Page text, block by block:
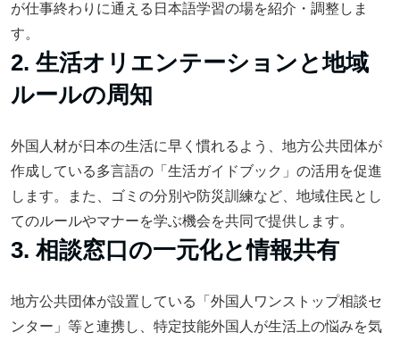
が仕事終わりに通える日本語学習の場を紹介・調整しま
す。
2. 生活オリエンテーションと地域
ルールの周知
外国人材が日本の生活に早く慣れるよう、地方公共団体が
作成している多言語の「生活ガイドブック」の活用を促進
します。また、ゴミの分別や防災訓練など、地域住民とし
てのルールやマナーを学ぶ機会を共同で提供します。
3. 相談窓口の一元化と情報共有
地方公共団体が設置している「外国人ワンストップ相談セ
ンター」等と連携し、特定技能外国人が生活上の悩みを気